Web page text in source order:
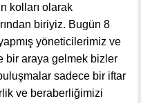
kolları olarak
biriyiz. Bugün 8
yöneticilerimiz ve
bir araya gelmek bizler
sadece bir iftar
ve beraberliğimizi